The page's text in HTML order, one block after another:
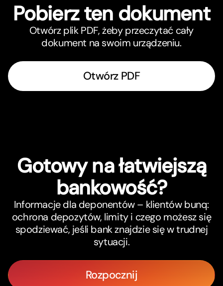
Pobierz ten dokument
Otwórz plik PDF, żeby przeczytać cały
dokument na swoim urządzeniu.
Otwórz PDF
Gotowy na łatwiejszą
bankowość?
Informacje dla deponentów – klientów bunq:
ochrona depozytów, limity i czego możesz się
spodziewać, jeśli bank znajdzie się w trudnej
sytuacji.
Rozpocznij